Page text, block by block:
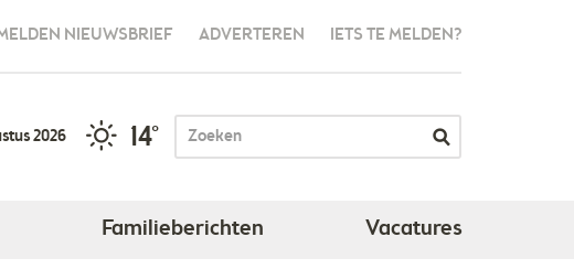
NIEUWSBRIEF ADVERTEREN IETS TE MELDEN?
2026 14°
Familieberichten Vacatures